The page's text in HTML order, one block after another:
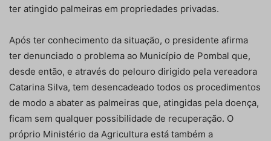
ter atingido palmeiras em propriedades privadas.
Após ter conhecimento da situação, o presidente afirma
ter denunciado o problema ao Município de Pombal que,
desde então, e através do pelouro dirigido pela vereadora
Catarina Silva, tem desencadeado todos os procedimentos
de modo a abater as palmeiras que, atingidas pela doença,
ficam sem qualquer possibilidade de recuperação. O
próprio Ministério da Agricultura está também a